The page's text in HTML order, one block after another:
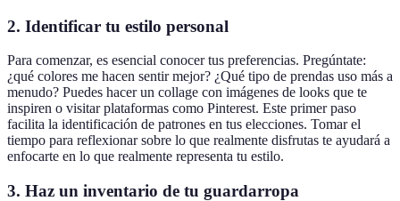
2. Identificar tu estilo personal
Para comenzar, es esencial conocer tus preferencias. Pregúntate:
¿qué colores me hacen sentir mejor? ¿Qué tipo de prendas uso más a
menudo? Puedes hacer un collage con imágenes de looks que te
inspiren o visitar plataformas como Pinterest. Este primer paso
facilita la identificación de patrones en tus elecciones. Tomar el
tiempo para reflexionar sobre lo que realmente disfrutas te ayudará a
enfocarte en lo que realmente representa tu estilo.
3. Haz un inventario de tu guardarropa